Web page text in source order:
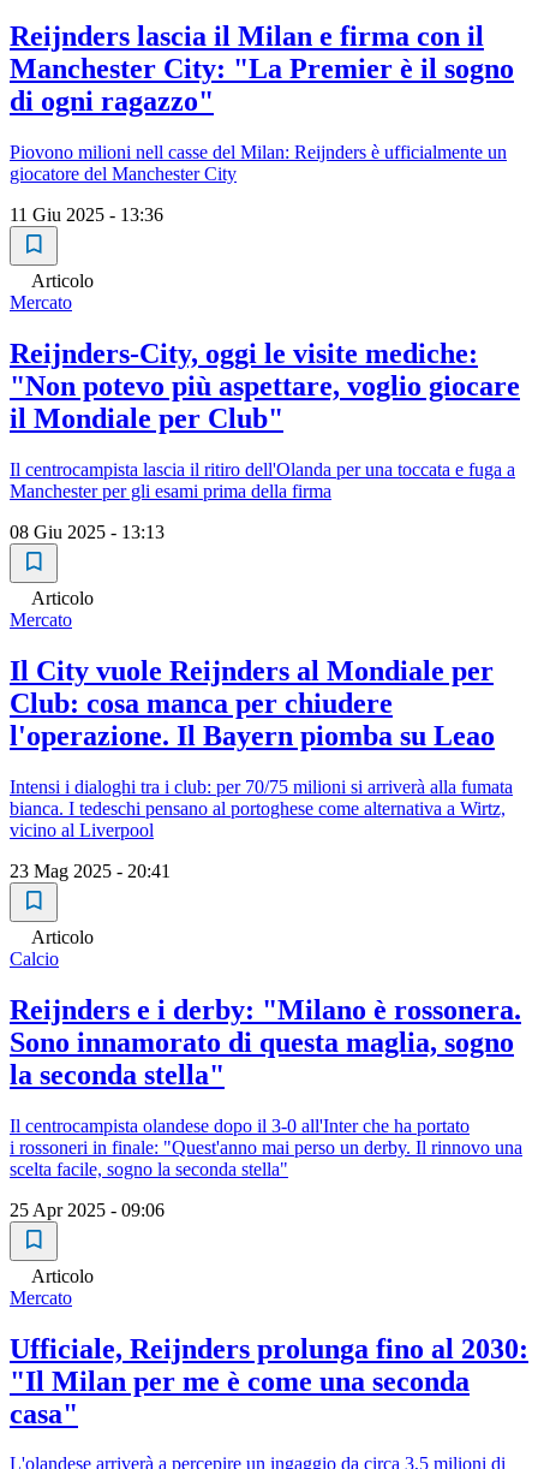
Reijnders lascia il Milan e firma con il
Manchester City: "La Premier è il sogno
di ogni ragazzo"
Piovono milioni nell casse del Milan: Reijnders è ufficialmente un
giocatore del Manchester City
11 Giu 2025 - 13:36
Articolo
Mercato
Reijnders-City, oggi le visite mediche:
"Non potevo più aspettare, voglio giocare
il Mondiale per Club"
Il centrocampista lascia il ritiro dell'Olanda per una toccata e fuga a
Manchester per gli esami prima della firma
08 Giu 2025 - 13:13
Articolo
Mercato
Il City vuole Reijnders al Mondiale per
Club: cosa manca per chiudere
l'operazione. Il Bayern piomba su Leao
Intensi i dialoghi tra i club: per 70/75 milioni si arriverà alla fumata
bianca. I tedeschi pensano al portoghese come alternativa a Wirtz,
vicino al Liverpool
23 Mag 2025 - 20:41
Articolo
Calcio
Reijnders e i derby: "Milano è rossonera.
Sono innamorato di questa maglia, sogno
la seconda stella"
Il centrocampista olandese dopo il 3-0 all'Inter che ha portato
i rossoneri in finale: "Quest'anno mai perso un derby. Il rinnovo una
scelta facile, sogno la seconda stella"
25 Apr 2025 - 09:06
Articolo
Mercato
Ufficiale, Reijnders prolunga fino al 2030:
"Il Milan per me è come una seconda
casa"
L'olandese arriverà a percepire un ingaggio da circa 3,5 milioni di